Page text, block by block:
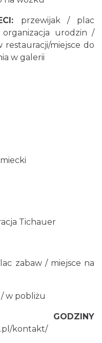
przewijak / plac
urodzin /
restauracji/miejsce do
w galerii
Tichauer
zabaw / miejsce na
w pobliżu
kontakt/